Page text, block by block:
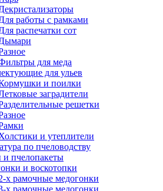
работы с рамками
распечатки сот
для меда
для ульев
и поилки
заградители
решетки
и утеплители
по пчеловодству
пчелопакеты
и воскотопки
х рамочные медогонки